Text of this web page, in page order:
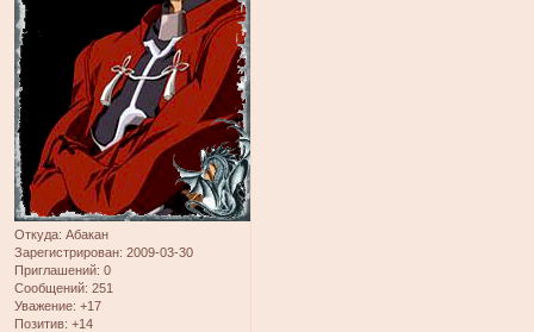
Откуда: Абакан
Зарегистрирован: 2009-03-30
Приглашений: 0
Сообщений: 251
Уважение: +17
Позитив: +14